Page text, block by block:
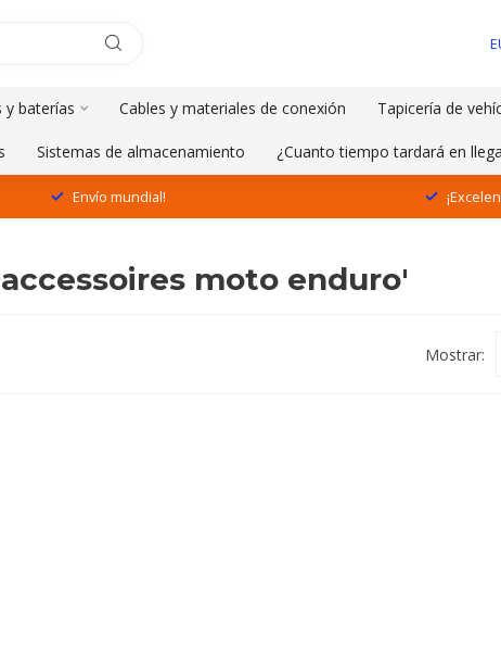
y baterías Cables y materiales de conexión Tapicería de
Sistemas de almacenamiento ¿Cuanto tiempo tardará en
Envío mundial!
moto enduro'
Mostrar: